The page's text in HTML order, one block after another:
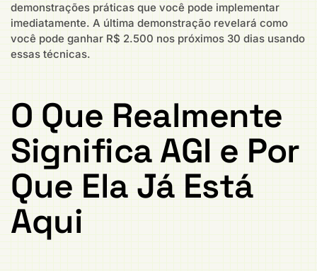
demonstrações práticas que você pode implementar
imediatamente. A última demonstração revelará como
você pode ganhar R$ 2.500 nos próximos 30 dias usando
essas técnicas.
O Que Realmente
Significa AGI e Por
Que Ela Já Está
Aqui